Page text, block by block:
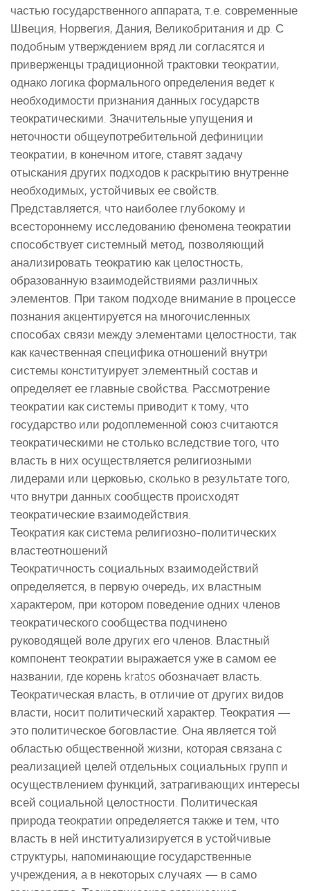
частью государственного аппарата, т.е. современные
Швеция, Норвегия, Дания, Великобритания и др. С
подобным утверждением вряд ли согласятся и
приверженцы традиционной трактовки теократии,
однако логика формального определения ведет к
необходимости признания данных государств
теократическими. Значительные упущения и
неточности общеупотребительной дефиниции
теократии, в конечном итоге, ставят задачу
отыскания других подходов к раскрытию внутренне
необходимых, устойчивых ее свойств.
Представляется, что наиболее глубокому и
всестороннему исследованию феномена теократии
способствует системный метод, позволяющий
анализировать теократию как целостность,
образованную взаимодействиями различных
элементов. При таком подходе внимание в процессе
познания акцентируется на многочисленных
способах связи между элементами целостности, так
как качественная специфика отношений внутри
системы конституирует элементный состав и
определяет ее главные свойства. Рассмотрение
теократии как системы приводит к тому, что
государство или родоплеменной союз считаются
теократическими не столько вследствие того, что
власть в них осуществляется религиозными
лидерами или церковью, сколько в результате того,
что внутри данных сообществ происходят
теократические взаимодействия.
Теократия как система религиозно-политических
властеотношений
Теократичность социальных взаимодействий
определяется, в первую очередь, их властным
характером, при котором поведение одних членов
теократического сообщества подчинено
руководящей воле других его членов. Властный
компонент теократии выражается уже в самом ее
названии, где корень kratos обозначает власть.
Теократическая власть, в отличие от других видов
власти, носит политический характер. Теократия —
это политическое боговластие. Она является той
областью общественной жизни, которая связана с
реализацией целей отдельных социальных групп и
осуществлением функций, затрагивающих интересы
всей социальной целостности. Политическая
природа теократии определяется также и тем, что
власть в ней институализируется в устойчивые
структуры, напоминающие государственные
учреждения, а в некоторых случаях — в само